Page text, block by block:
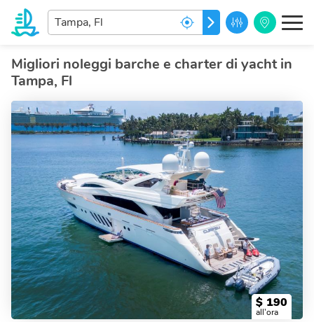
Inserisci
la
PARTIRE
Migliori noleggi barche e charter di yacht in
Tampa, Fl
$ 190
all'ora